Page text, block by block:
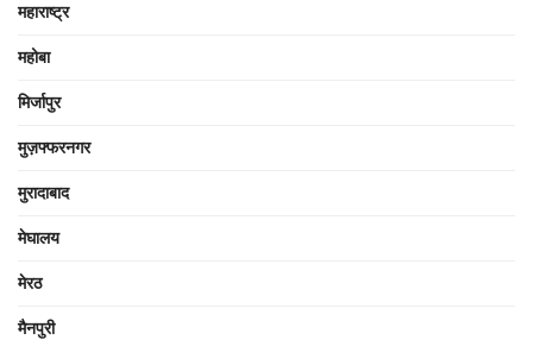
महाराष्ट्र
महोबा
मिर्जापुर
मुज़फ्फरनगर
मुरादाबाद
मेघालय
मेरठ
मैनपुरी